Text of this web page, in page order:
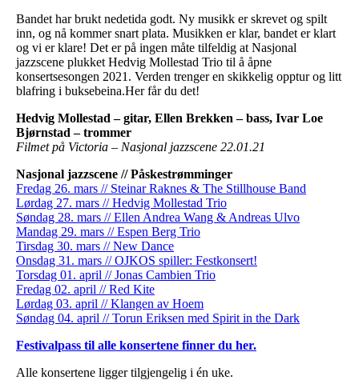
Bandet har brukt nedetida godt. Ny musikk er skrevet og spilt
inn, og nå kommer snart plata. Musikken er klar, bandet er klart
og vi er klare! Det er på ingen måte tilfeldig at Nasjonal
jazzscene plukket Hedvig Mollestad Trio til å åpne
konsertsesongen 2021. Verden trenger en skikkelig opptur og litt
blafring i buksebeina.Her får du det!
Hedvig Mollestad – gitar, Ellen Brekken – bass, Ivar Loe
Bjørnstad – trommer
Filmet på Victoria – Nasjonal jazzscene 22.01.21
Nasjonal jazzscene // Påskestrømminger
Fredag 26. mars // Steinar Raknes & The Stillhouse Band
Lørdag 27. mars // Hedvig Mollestad Trio
Søndag 28. mars // Ellen Andrea Wang & Andreas Ulvo
Mandag 29. mars // Espen Berg Trio
Tirsdag 30. mars // New Dance
Onsdag 31. mars // OJKOS spiller: Festkonsert!
Torsdag 01. april // Jonas Cambien Trio
Fredag 02. april // Red Kite
Lørdag 03. april // Klangen av Hoem
Søndag 04. april // Torun Eriksen med Spirit in the Dark
Festivalpass til alle konsertene finner du her.
Alle konsertene ligger tilgjengelig i én uke.